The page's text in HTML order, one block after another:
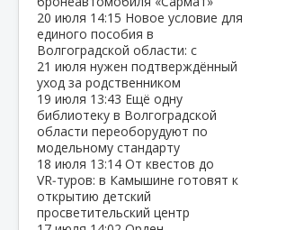
20 июля 14:15 Новое условие для
единого пособия в
Волгоградской области: с
21 июля нужен подтверждённый
уход за родственником
19 июля 13:43 Ещё одну
библиотеку в Волгоградской
области переоборудуют по
модельному стандарту
18 июля 13:14 От квестов до
VR‑туров: в Камышине готовят к
открытию детский
просветительский центр